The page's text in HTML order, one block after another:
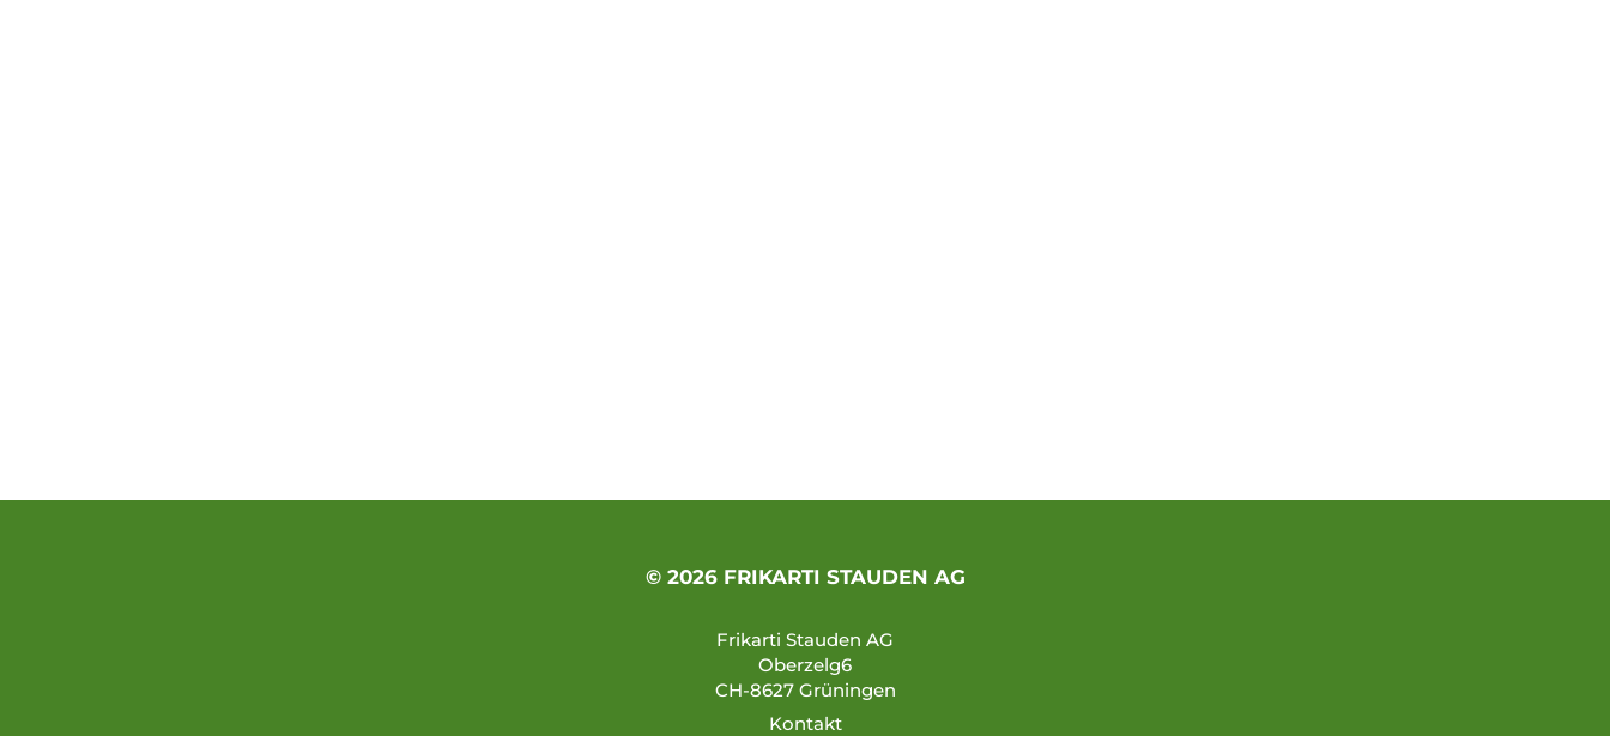
© 2026 FRIKARTI STAUDEN AG
Frikarti Stauden AG
Oberzelg6
CH-8627 Grüningen
Kontakt